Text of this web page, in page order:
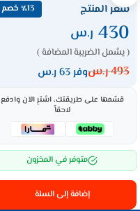
سعر المنتج ٪13 خصم
430 ر.س
( يشمل الضريبة المضافة )
493ر.سوفر 63 ر.س
قسّمها على طريقتك، اشترِ الآن وادفع
لاحقاً
متوفر في المخزون
إضافة إلى السلة